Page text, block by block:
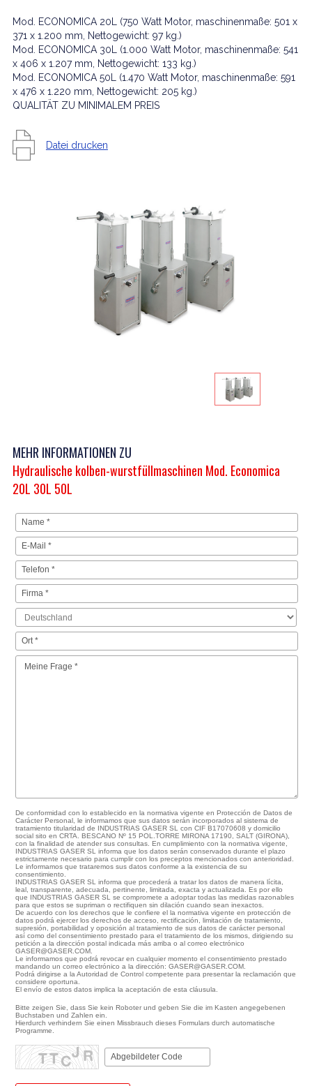
Mod. ECONOMICA 20L (750 Watt Motor, maschinenmaße: 501 x
371 x 1.200 mm, Nettogewicht: 97 kg.)
Mod. ECONOMICA 30L (1.000 Watt Motor, maschinenmaße: 541
x 406 x 1.207 mm, Nettogewicht: 133 kg.)
Mod. ECONOMICA 50L (1.470 Watt Motor, maschinenmaße: 591
x 476 x 1.220 mm, Nettogewicht: 205 kg.)
QUALITÄT ZU MINIMALEM PREIS
Datei drucken
MEHR INFORMATIONEN ZU
Hydraulische kolben-wurstfüllmaschinen Mod. Economica
20L 30L 50L
De conformidad con lo establecido en la normativa vigente en Protección de Datos de
Carácter Personal, le informamos que sus datos serán incorporados al sistema de
tratamiento titularidad de INDUSTRIAS GASER SL con CIF B17070608 y domicilio
social sito en CRTA. BESCANO Nº 15 POL.TORRE MIRONA 17190, SALT (GIRONA),
con la finalidad de atender sus consultas. En cumplimiento con la normativa vigente,
INDUSTRIAS GASER SL informa que los datos serán conservados durante el plazo
estrictamente necesario para cumplir con los preceptos mencionados con anterioridad.
Le informamos que trataremos sus datos conforme a la existencia de su
consentimiento.
INDUSTRIAS GASER SL informa que procederá a tratar los datos de manera lícita,
leal, transparente, adecuada, pertinente, limitada, exacta y actualizada. Es por ello
que INDUSTRIAS GASER SL se compromete a adoptar todas las medidas razonables
para que estos se supriman o rectifiquen sin dilación cuando sean inexactos.
De acuerdo con los derechos que le confiere el la normativa vigente en protección de
datos podrá ejercer los derechos de acceso, rectificación, limitación de tratamiento,
supresión, portabilidad y oposición al tratamiento de sus datos de carácter personal
así como del consentimiento prestado para el tratamiento de los mismos, dirigiendo su
petición a la dirección postal indicada más arriba o al correo electrónico
GASER@GASER.COM.
Le informamos que podrá revocar en cualquier momento el consentimiento prestado
mandando un correo electrónico a la dirección: GASER@GASER.COM.
Podrá dirigirse a la Autoridad de Control competente para presentar la reclamación que
considere oportuna.
El envío de estos datos implica la aceptación de esta cláusula.
Bitte zeigen Sie, dass Sie kein Roboter und geben Sie die im Kasten angegebenen
Buchstaben und Zahlen ein.
Hierdurch verhindern Sie einen Missbrauch dieses Formulars durch automatische
Programme.